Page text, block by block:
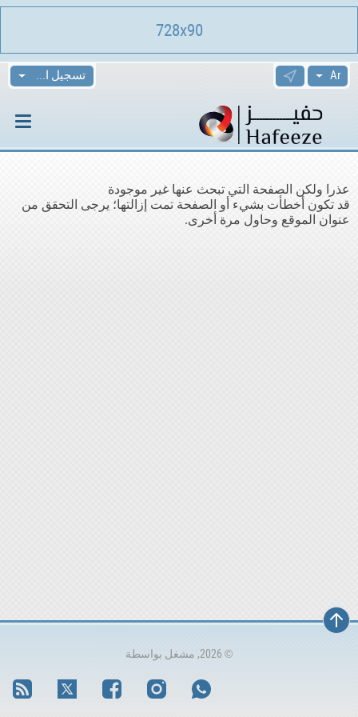
تسجيل الدخول
عذرا ولكن الصفحة التي تبحث عنها غير موجودة
قد تكون أخطأت بشيء أو الصفحة تمت إزالتها؛ يرجى التحقق من
عنوان الموقع وحاول مرة أخرى.
728x90
© 2026, مشغل بواسطة